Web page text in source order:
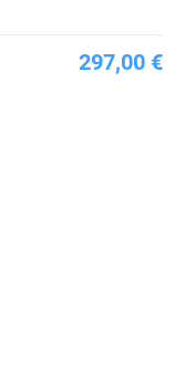
297,00 €